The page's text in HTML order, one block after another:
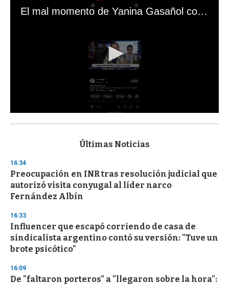
El mal momento de Yanina Gasañol con un hincha argentino en "Subrayado"
s
d
s
o
f
3
s
e
c
o
n
Últimas Noticias
16:34
Preocupación en INR tras resolución judicial que
autorizó visita conyugal al líder narco
Fernández Albín
16:33
Influencer que escapó corriendo de casa de
sindicalista argentino contó su versión: "Tuve un
brote psicótico"
16:09
De "faltaron porteros" a "llegaron sobre la hora":